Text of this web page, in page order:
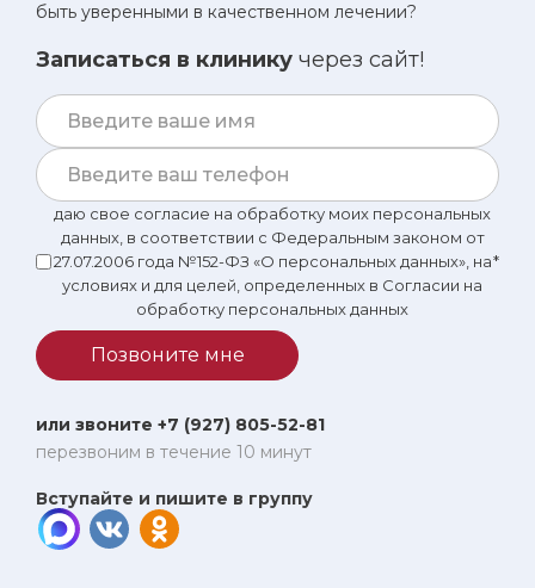
быть уверенными в качественном лечении?
Записаться в клинику через сайт!
даю свое согласие на обработку моих персональных
данных, в соответствии с Федеральным законом от
27.07.2006 года №152-ФЗ «О персональных данных», на
условиях и для целей, определенных в Согласии на
обработку персональных данных
*
Позвоните мне
или звоните +7 (927) 805-52-81
перезвоним в течение 10 минут
Вступайте и пишите в группу